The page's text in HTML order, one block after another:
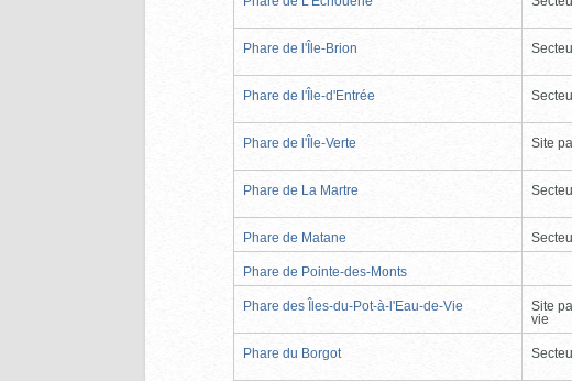
Phare de l'Île-Brion
Phare de l'Île-d'Entrée
Phare de l'Île-Verte Site
Phare de La Martre
Phare de Matane
Phare de Pointe-des-Monts
Phare des Îles-du-Pot-à-l'Eau-de-Vie
Site
vie
Phare du Borgot